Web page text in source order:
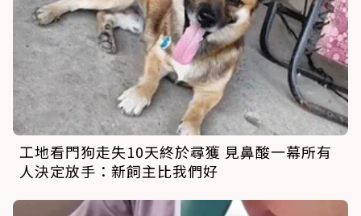
工地看門狗走失10天終於尋獲 見鼻酸一幕所有
人決定放手：新飼主比我們好